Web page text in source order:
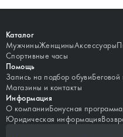
Каталог
МужчиныЖенщиныАксессуары
Спортивные часы
Помощь
Запись на подбор обувиБеговой
Магазины и контакты
Информация
О компанииБонусная программа
Юридическая информация